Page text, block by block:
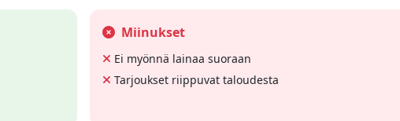
Miinukset
Ei myönnä lainaa suoraan
Tarjoukset riippuvat taloudesta